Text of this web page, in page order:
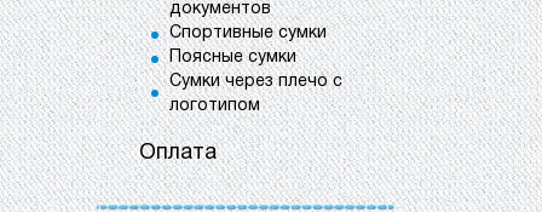
документов
Спортивные сумки
Поясные сумки
Сумки через плечо с
логотипом
Оплата